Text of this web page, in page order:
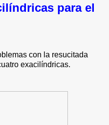
para el
con la resucitada
exacilíndricas.